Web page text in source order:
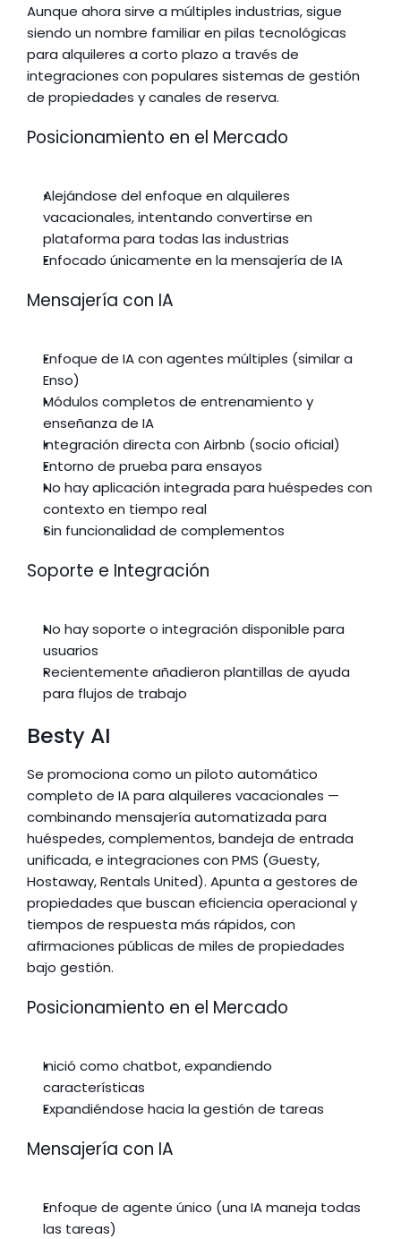
Aunque ahora sirve a múltiples industrias, sigue
siendo un nombre familiar en pilas tecnológicas
para alquileres a corto plazo a través de
integraciones con populares sistemas de gestión
de propiedades y canales de reserva.
Posicionamiento en el Mercado
Alejándose del enfoque en alquileres
vacacionales, intentando convertirse en
plataforma para todas las industrias
Enfocado únicamente en la mensajería de IA
Mensajería con IA
Enfoque de IA con agentes múltiples (similar a
Enso)
Módulos completos de entrenamiento y
enseñanza de IA
Integración directa con Airbnb (socio oficial)
Entorno de prueba para ensayos
No hay aplicación integrada para huéspedes con
contexto en tiempo real
Sin funcionalidad de complementos
Soporte e Integración
No hay soporte o integración disponible para
usuarios
Recientemente añadieron plantillas de ayuda
para flujos de trabajo
Besty AI
Se promociona como un piloto automático
completo de IA para alquileres vacacionales —
combinando mensajería automatizada para
huéspedes, complementos, bandeja de entrada
unificada, e integraciones con PMS (Guesty,
Hostaway, Rentals United). Apunta a gestores de
propiedades que buscan eficiencia operacional y
tiempos de respuesta más rápidos, con
afirmaciones públicas de miles de propiedades
bajo gestión.
Posicionamiento en el Mercado
Inició como chatbot, expandiendo
características
Expandiéndose hacia la gestión de tareas
Mensajería con IA
Enfoque de agente único (una IA maneja todas
las tareas)